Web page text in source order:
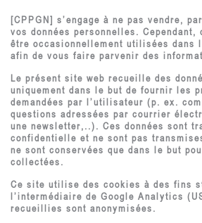
[CPPGN] s’engage à ne pas vendre,
vos données personnelles. Cependant,
être occasionnellement utilisées dans
afin de vous faire parvenir des
Le présent site web recueille des
uniquement dans le but de fournir les
demandées par l’utilisateur (p. ex.
questions adressées par courrier
une newsletter,..). Ces données sont
confidentielle et ne sont pas
ne sont conservées que dans le but
collectées.
Ce site utilise des cookies à des fins
l’intermédiaire de Google Analytics
recueillies sont anonymisées.